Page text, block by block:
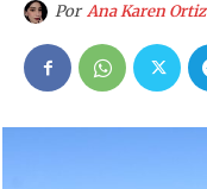
Por Ana Karen Ortiz